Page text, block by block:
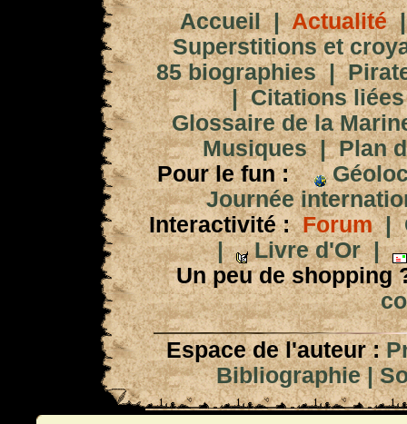
Accueil|Actualité
Superstitions et
85 biographies|
|Citations
Glossaire de la
Musiques|Plan
Pour le fun :
Journée
Interactivité : Forum|
|
Livre d'Or|
Un peu de shopping
Espace de l'auteur :
Bibliographie|